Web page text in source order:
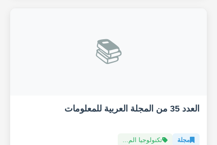
📚
العدد 35 من المجلة العربية للمعلومات
مجلة تكنولوجيا الم...